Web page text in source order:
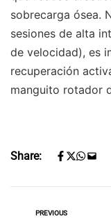
sobrecarga ósea.
sesiones de alta
de velocidad), es
recuperación
manguito rotador
Share:
PREVIOUS